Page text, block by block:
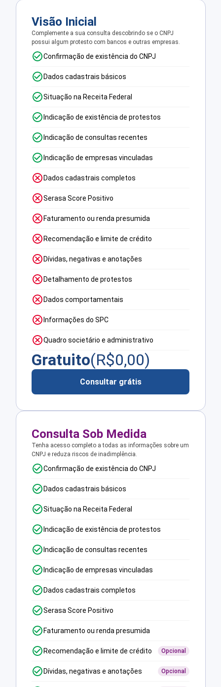
Visão Inicial
Complemente a sua consulta descobrindo se o CNPJ
possui algum protesto com bancos e outras empresas.
Confirmação de existência do CNPJ
Dados cadastrais básicos
Situação na Receita Federal
Indicação de existência de protestos
Indicação de consultas recentes
Indicação de empresas vinculadas
Dados cadastrais completos
Serasa Score Positivo
Faturamento ou renda presumida
Recomendação e limite de crédito
Dívidas, negativas e anotações
Detalhamento de protestos
Dados comportamentais
Informações do SPC
Quadro societário e administrativo
Gratuito(R$0,00)
Consultar grátis
Consulta Sob Medida
Tenha acesso completo a todas as informações sobre um
CNPJ e reduza riscos de inadimplência.
Confirmação de existência do CNPJ
Dados cadastrais básicos
Situação na Receita Federal
Indicação de existência de protestos
Indicação de consultas recentes
Indicação de empresas vinculadas
Dados cadastrais completos
Serasa Score Positivo
Faturamento ou renda presumida
Recomendação e limite de crédito Opcional
Dívidas, negativas e anotações Opcional